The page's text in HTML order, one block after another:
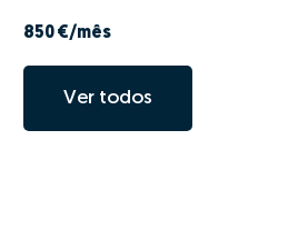
850 €/mês
Ver todos